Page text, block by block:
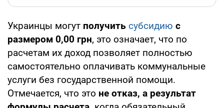
Украинцы могут получить субсидию с
размером 0,00 грн, это означает, что по
расчетам их доход позволяет полностью
самостоятельно оплачивать коммунальные
услуги без государственной помощи.
Отмечается, что это не отказ, а результат